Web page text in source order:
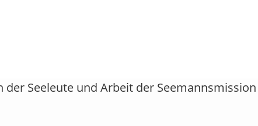
der Seeleute und Arbeit der Seemannsmission